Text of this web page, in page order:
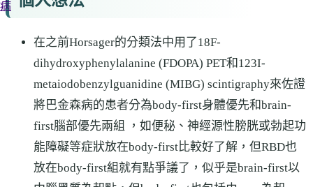
在之前Horsager的分類法中用了18F-
dihydroxyphenylalanine (FDOPA) PET和123I-
metaiodobenzylguanidine (MIBG) scintigraphy來佐證
將巴金森病的患者分為body-first身體優先和brain-
first腦部優先兩組 ，如便秘、神經源性膀胱或勃起功
能障礙等症狀放在body-first比較好了解，但RBD也
放在body-first組就有點爭議了，似乎是brain-first以